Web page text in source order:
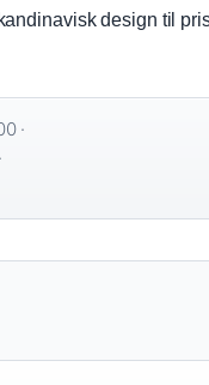
design til
·